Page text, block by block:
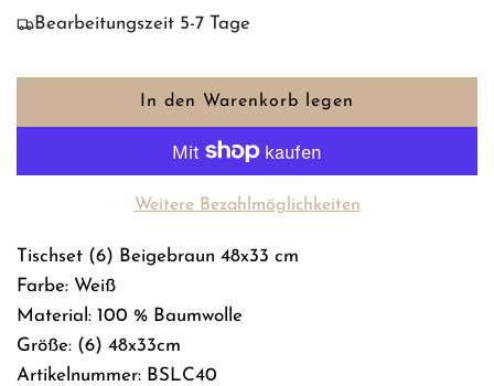
Bearbeitungszeit 5-7 Tage
In den Warenkorb legen
a
e
.
Weitere Bezahlmöglichkeiten
Tischset (6) Beigebraun 48x33 cm
Farbe: Weiß
Material: 100 % Baumwolle
Größe: (6) 48x33cm
Artikelnummer: BSLC40